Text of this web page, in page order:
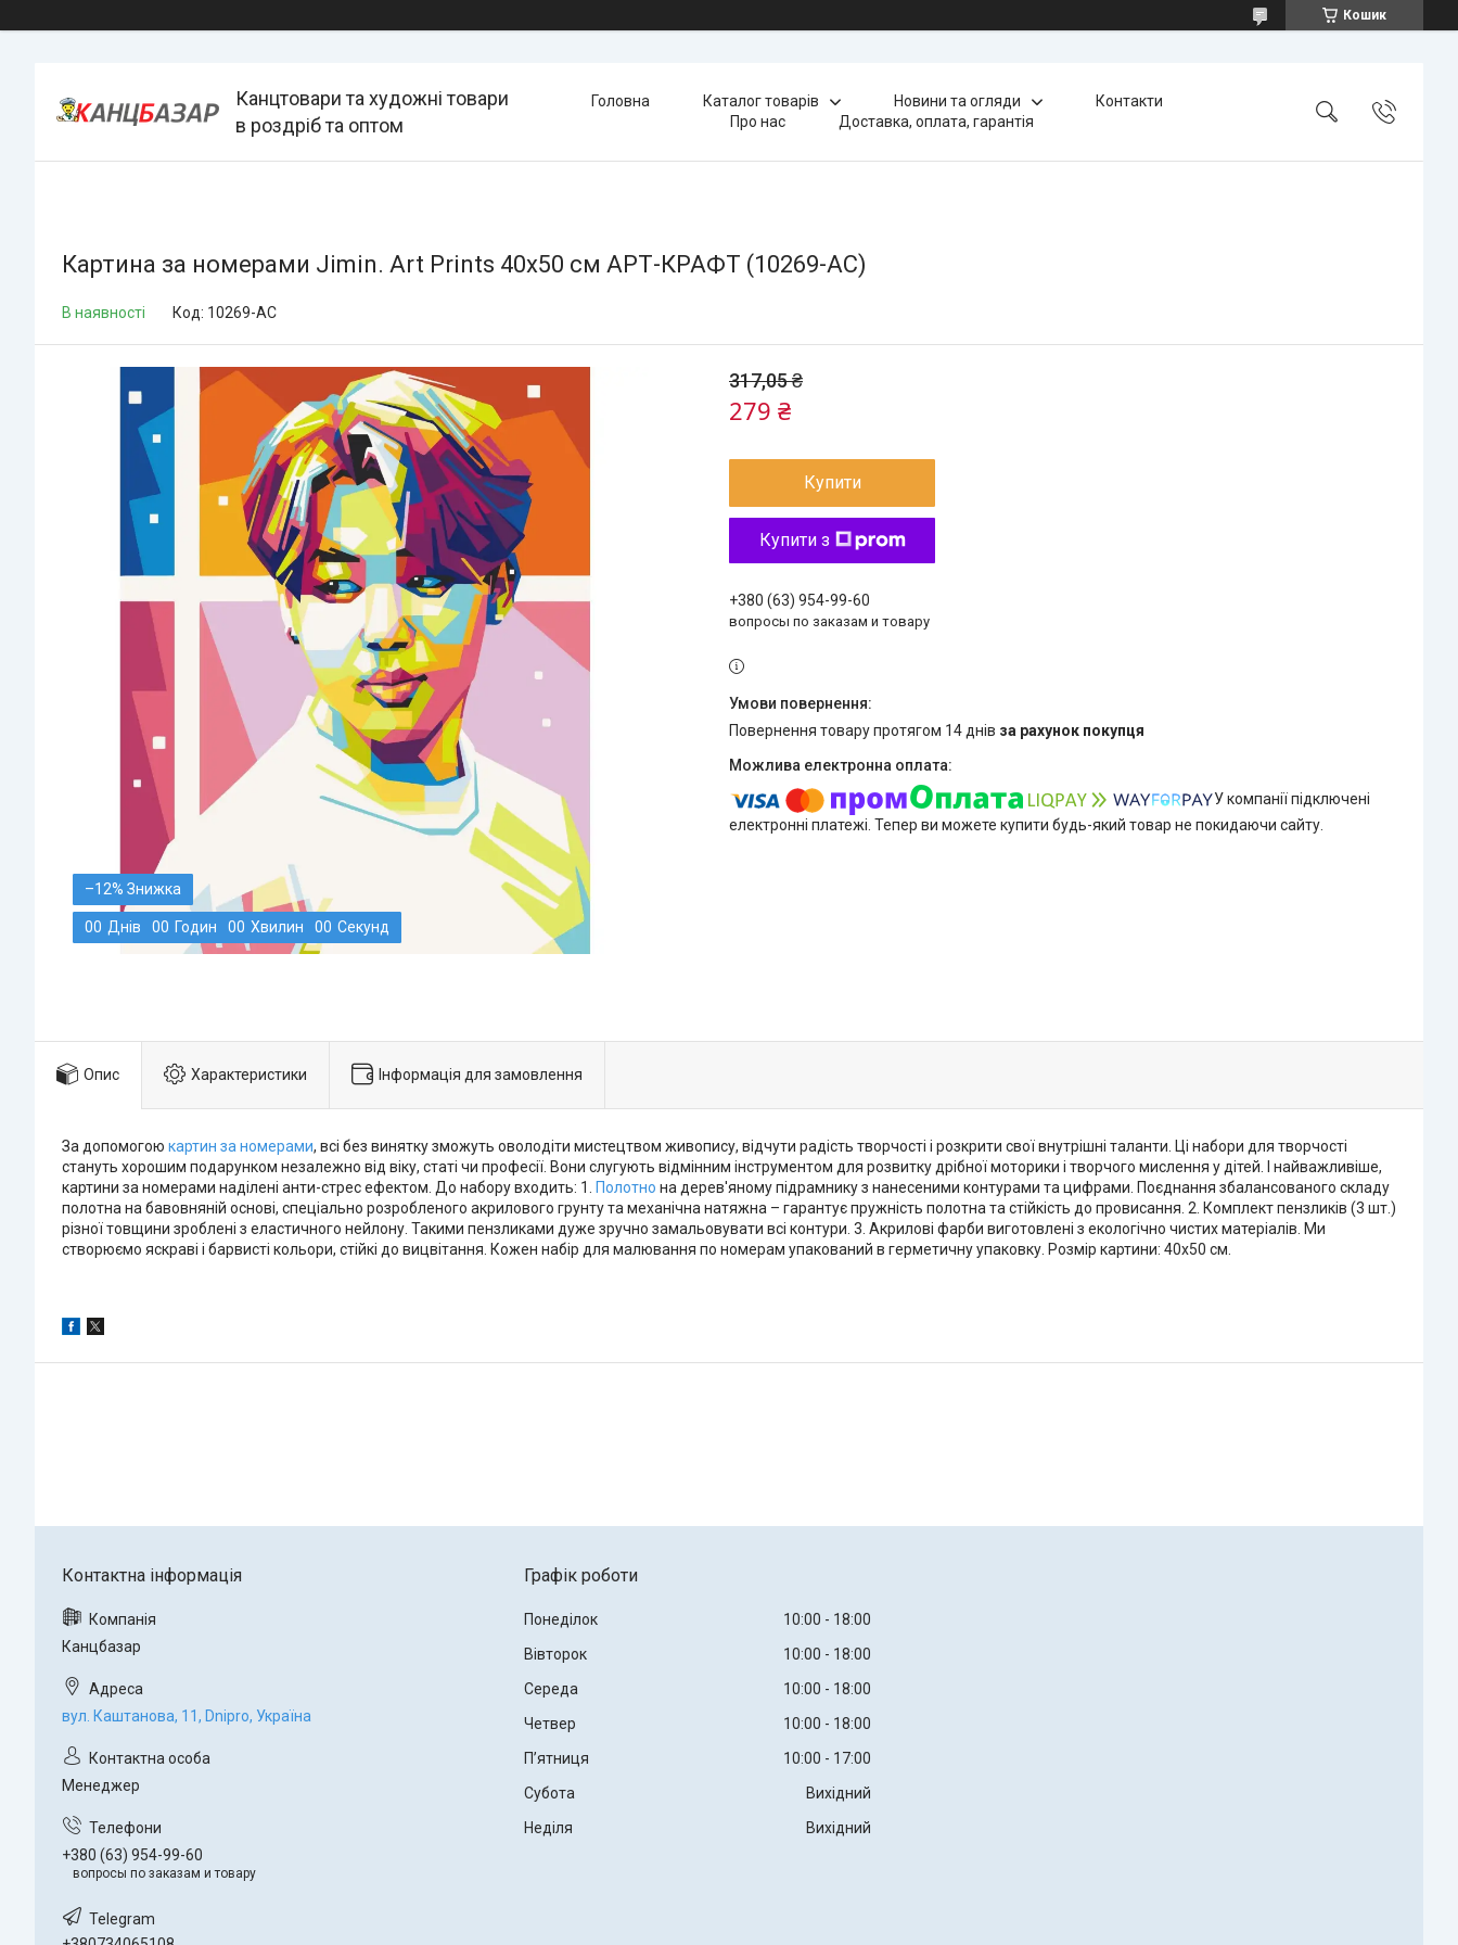
Кошик
Канцтовари та художні товари
в роздріб та оптом
Головна Каталог товарів Новини та огляди
Контакти
Про нас
Доставка, оплата, гарантія
Картина за номерами Jimin. Art Prints 40х50 см АРТ-КРАФТ (10269-AC)
В наявності Код: 10269-AC
–12%
00 Днів 00 Годин 00 Хвилин 00 Секунд
317,05 ₴
279 ₴
Купити
Купити з
+380 (63) 954-99-60
вопросы по заказам и товару
повернення товару протягом 14 днів за рахунок покупця
У компанії підключені
електронні платежі. Тепер ви можете купити будь-який товар не покидаючи сайту.
Опис Характеристики Інформація для замовлення
За допомогою картин за номерами, всі без винятку зможуть оволодіти мистецтвом живопису, відчути радість творчості і розкрити свої внутрішні таланти. Ці набори для творчості
стануть хорошим подарунком незалежно від віку, статі чи професії. Вони слугують відмінним інструментом для розвитку дрібної моторики і творчого мислення у дітей. І найважливіше,
картини за номерами наділені анти-стрес ефектом. До набору входить: 1. Полотно на дерев'яному підрамнику з нанесеними контурами та цифрами. Поєднання збалансованого складу
полотна на бавовняній основі, спеціально розробленого акрилового грунту та механічна натяжна – гарантує пружність полотна та стійкість до провисання. 2. Комплект пензликів (3 шт.)
різної товщини зроблені з еластичного нейлону. Такими пензликами дуже зручно замальовувати всі контури. 3. Акрилові фарби виготовлені з екологічно чистих матеріалів. Ми
створюємо яскраві і барвисті кольори, стійкі до вицвітання. Кожен набір для малювання по номерам упакований в герметичну упаковку. Розмір картини: 40х50 см.
Канцбазар
вул. Каштанова, 11, Dnipro, Україна
Менеджер
+380 (63) 954-99-60
вопросы по заказам и товару
Графік роботи
Понеділок 10:00
18:00
Вівторок
10:00
18:00
Середа
10:00
18:00
Четвер
10:00
18:00
Пʼятниця
10:00
17:00
Субота
Вихідний
Неділя
Вихідний